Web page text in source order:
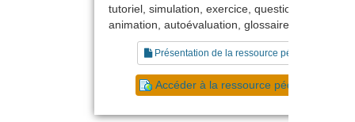
tutoriel, simulation, exercice, questionnaire,
animation, autoévaluation, glossaire
Présentation de la ressource pédagogique
Accéder à la ressource pédagogique